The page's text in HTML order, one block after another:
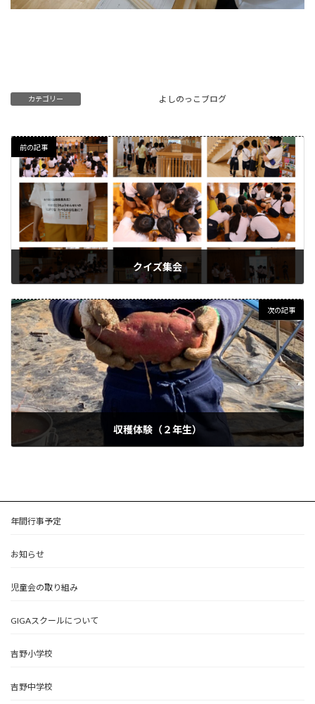
カテゴリー よしのっこブログ
前の記事
クイズ集会
次の記事
収穫体験（２年生）
年間行事予定
お知らせ
児童会の取り組み
GIGAスクールについて
吉野小学校
吉野中学校